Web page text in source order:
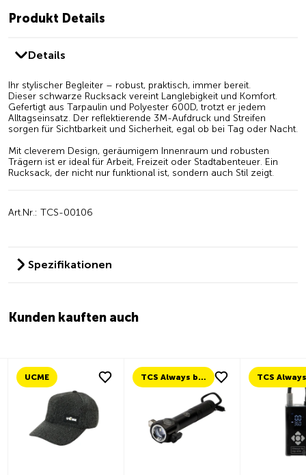
Produkt Details
Details
Ihr stylischer Begleiter – robust, praktisch, immer bereit.
Dieser schwarze Rucksack vereint Langlebigkeit und Komfort.
Gefertigt aus Tarpaulin und Polyester 600D, trotzt er jedem
Alltagseinsatz. Der reflektierende 3M-Aufdruck und Streifen
sorgen für Sichtbarkeit und Sicherheit, egal ob bei Tag oder Nacht.
Mit cleverem Design, geräumigem Innenraum und robusten
Trägern ist er ideal für Arbeit, Freizeit oder Stadtabenteuer. Ein
Rucksack, der nicht nur funktional ist, sondern auch Stil zeigt.
Art.Nr.: TCS-00106
Spezifikationen
Kunden kauften auch
UCME TCS Always by my side